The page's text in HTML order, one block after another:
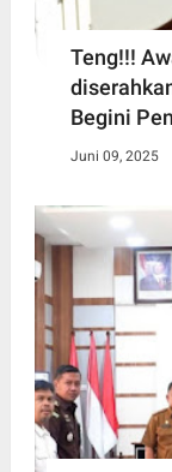
Teng!!!
Begini
Juni 09, 2025